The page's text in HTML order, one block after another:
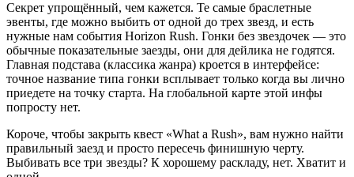
Секрет упрощённый, чем кажется. Те самые браслетные
эвенты, где можно выбить от одной до трех звезд, и есть
нужные нам события Horizon Rush. Гонки без звездочек — это
обычные показательные заезды, они для дейлика не годятся.
Главная подстава (классика жанра) кроется в интерфейсе:
точное название типа гонки всплывает только когда вы лично
приедете на точку старта. На глобальной карте этой инфы
попросту нет.
Короче, чтобы закрыть квест «What a Rush», вам нужно найти
правильный заезд и просто пересечь финишную черту.
Выбивать все три звезды? К хорошему раскладу, нет. Хватит и